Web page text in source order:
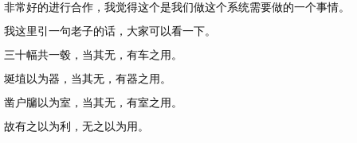
非常好的进行合作，我觉得这个是我们做这个系统需要做的一个事情。
我这里引一句老子的话，大家可以看一下。
三十幅共一毂，当其无，有车之用。
埏埴以为器，当其无，有器之用。
凿户牖以为室，当其无，有室之用。
故有之以为利，无之以为用。